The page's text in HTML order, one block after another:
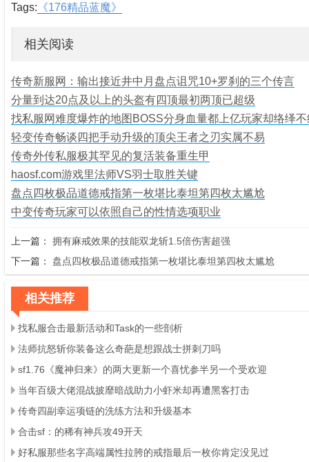
Tags: 《176精品蓝魔》
相关阅读
传奇新服网：输出接近井中月盘点诅咒10+罗刹的三个传言
分量到达20点及以上的头盔有四顶最初两顶已超级
找私服网难度爆炸的地图BOSS分身血量都上亿玩家却络绎不
轻变传奇畅谈四把手动升级的顶尖王者之刃实属不易
传奇外传私服极其罕见的复活装备重生甲
haosf.com游戏里法师VS羽士取胜关键
盘点四枚极品道德戒指第一枚堪比泰坦第四枚太尴尬
中变传奇玩家可以依照自己的性情选项职业
上一篇： 拥有麻戒效果的技能双龙斩1.5倍伤害超强
下一篇： 盘点四枚极品道德戒指第一枚堪比泰坦第四枚太尴尬
相关推荐
找私服合击最新活动和Task的一些剖析
法师抗怒斩你装备这么奇葩是想跟战士拼刺刀吗
sf1.76《魔神归来》的两大更新一个喜忧参半另一个受欢迎
当年百级大佬混战披靡暗战助力小虾米却再遭黑客打击
传奇四副幸运项链的洗练方法和升级基本
合击sf：的稀有神兵攻49开天
好私服那些名字高端属性拉胯的戒指最后一枚你肯定没见过